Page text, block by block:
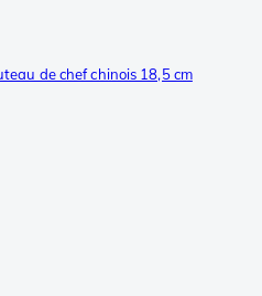
de chef chinois 18,5 cm